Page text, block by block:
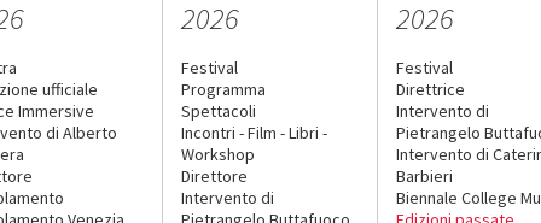
ufficiale
Immersive
di Alberto
2026
Festival
Programma
Spettacoli
Incontri - Film - Libri -
Workshop
Direttore
Intervento di
2026
Festival
Direttrice
Intervento di
Pietrangelo
Intervento di
Barbieri
Biennale College